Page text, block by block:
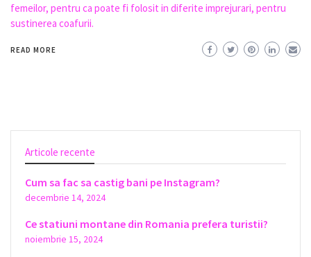
femeilor, pentru ca poate fi folosit in diferite imprejurari, pentru
sustinerea coafurii.
READ MORE
Articole recente
Cum sa fac sa castig bani pe Instagram?
decembrie 14, 2024
Ce statiuni montane din Romania prefera turistii?
noiembrie 15, 2024